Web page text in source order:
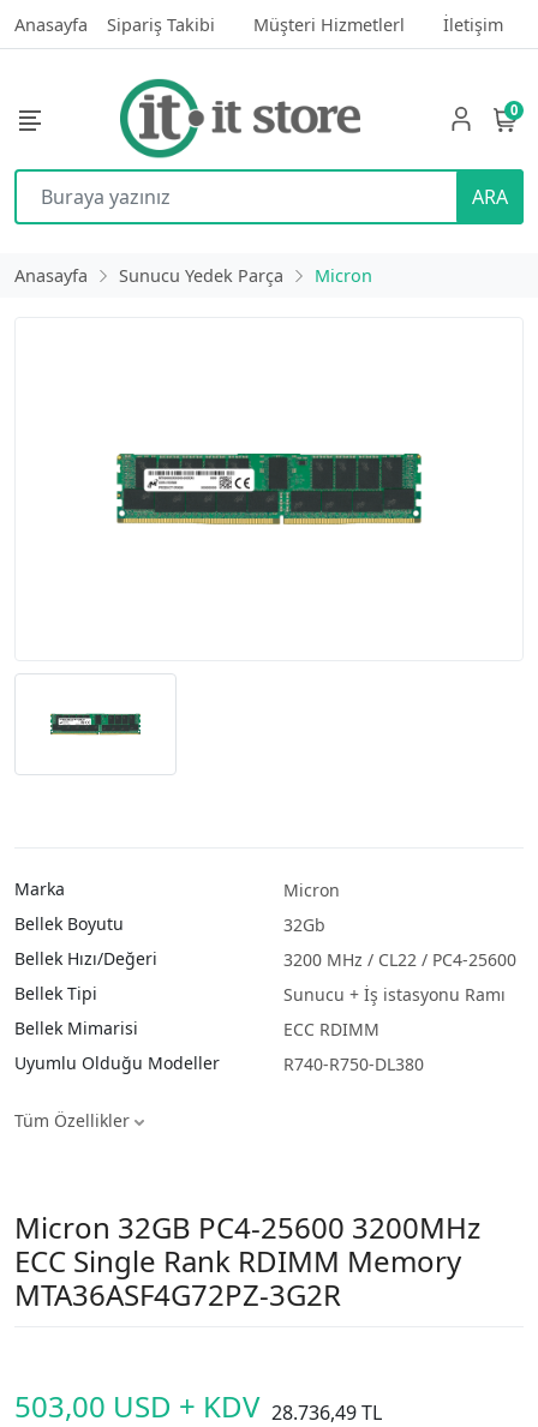
Anasayfa Sipariş Takibi Müşteri Hizmetlerl İletişim
ARA
0
Anasayfa Sunucu Yedek Parça Micron
Marka
Micron
Bellek Boyutu
32Gb
Bellek Hızı/Değeri
3200 MHz / CL22 / PC4-25600
Bellek Tipi
Sunucu + İş istasyonu Ramı
Bellek Mimarisi
ECC RDIMM
Uyumlu Olduğu Modeller
R740-R750-DL380
Tüm Özellikler
Micron 32GB PC4-25600 3200MHz
ECC Single Rank RDIMM Memory
MTA36ASF4G72PZ-3G2R
28.736,49 TL
503,00 USD + KDV